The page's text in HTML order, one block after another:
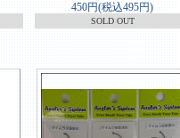
450円(税込495円)
SOLD OUT